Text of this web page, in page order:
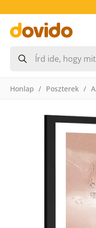
Honlap Poszterek